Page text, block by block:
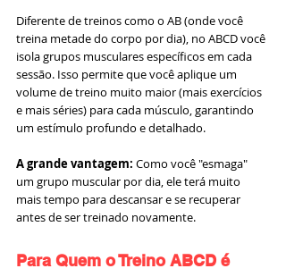
Diferente de treinos como o AB (onde você
treina metade do corpo por dia), no ABCD você
isola grupos musculares específicos em cada
sessão. Isso permite que você aplique um
volume de treino muito maior (mais exercícios
e mais séries) para cada músculo, garantindo
um estímulo profundo e detalhado.
A grande vantagem: Como você "esmaga"
um grupo muscular por dia, ele terá muito
mais tempo para descansar e se recuperar
antes de ser treinado novamente.
Para Quem o Treino ABCD é